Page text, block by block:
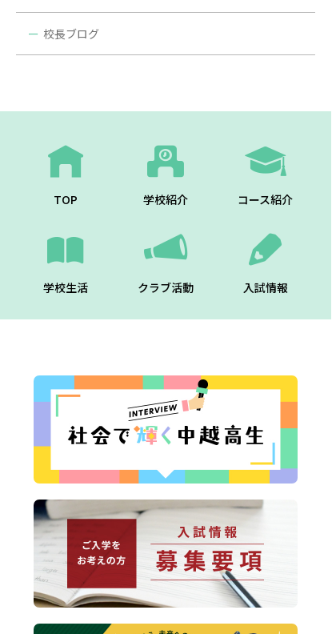
校長ブログ
TOP 学校紹介 コース紹介
学校生活 クラブ活動 入試情報